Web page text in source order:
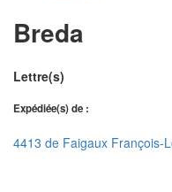
Breda
Lettre(s)
Expédiée(s) de :
4413 de Faigaux François-